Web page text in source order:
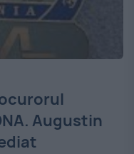
Augustin